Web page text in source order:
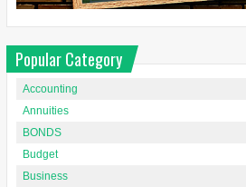
Popular Category
Accounting
Annuities
BONDS
Budget
Business